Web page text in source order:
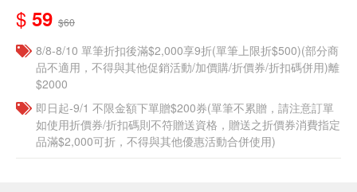
$ 59 $60
8/8-8/10 單筆折扣後滿$2,000享9折(單筆上限折$500)(部分商
品不適用，不得與其他促銷活動/加價購/折價券/折扣碼併用)離
$2000
即日起-9/1 不限金額下單贈$200券(單筆不累贈，請注意訂單
如使用折價券/折扣碼則不符贈送資格，贈送之折價券消費指定
品滿$2,000可折，不得與其他優惠活動合併使用)